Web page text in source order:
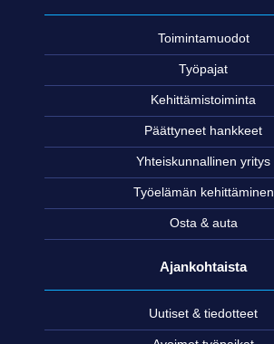
Toimintamuodot
Työpajat
Kehittämistoiminta
Päättyneet hankkeet
Yhteiskunnallinen yritys
Työelämän kehittäminen
Osta & auta
Ajankohtaista
Uutiset & tiedotteet